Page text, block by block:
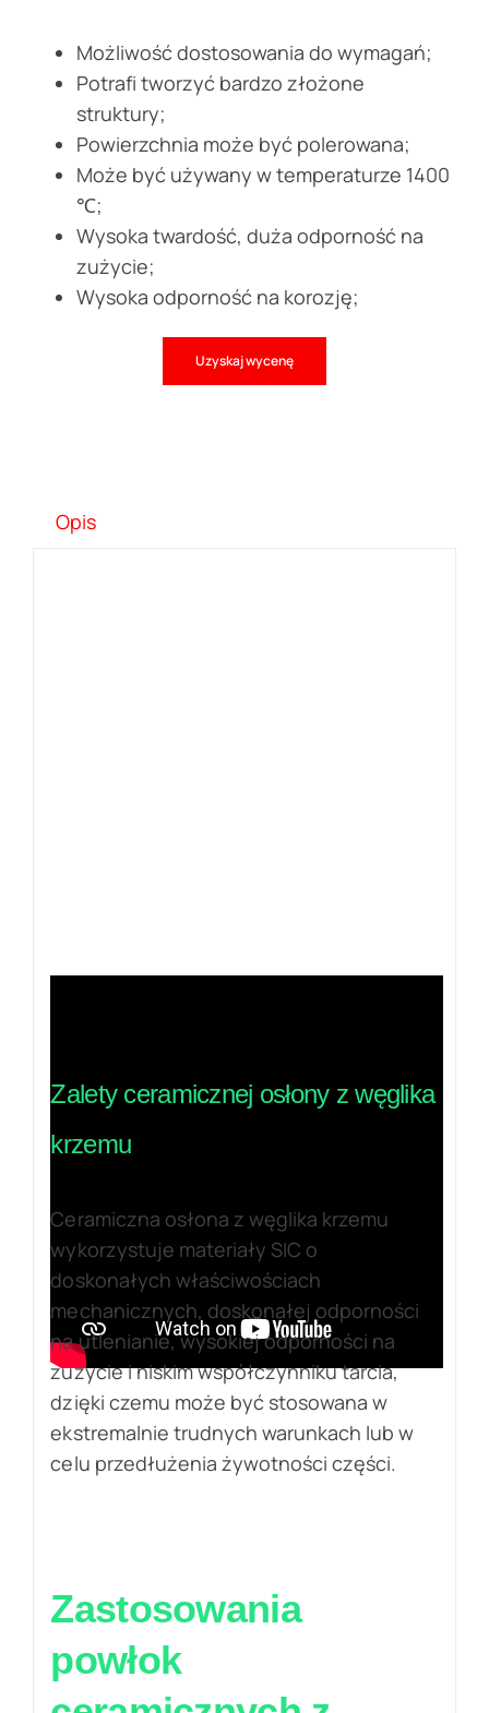
Możliwość dostosowania do wymagań;
Potrafi tworzyć bardzo złożone
struktury;
Powierzchnia może być polerowana;
Może być używany w temperaturze 1400
℃;
Wysoka twardość, duża odporność na
zużycie;
Wysoka odporność na korozję;
Uzyskaj wycenę
Opis
Zalety ceramicznej osłony z węglika
krzemu
Ceramiczna osłona z węglika krzemu
wykorzystuje materiały SIC o
doskonałych właściwościach
mechanicznych, doskonałej odporności
na utlenianie, wysokiej odporności na
zużycie i niskim współczynniku tarcia,
dzięki czemu może być stosowana w
ekstremalnie trudnych warunkach lub w
celu przedłużenia żywotności części.
Zastosowania
powłok